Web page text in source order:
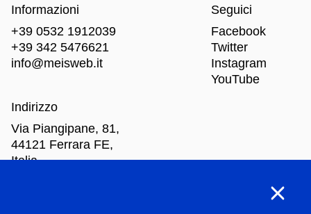
Informazioni
+39 0532 1912039
+39 342 5476621
info@meisweb.it
Indirizzo
Via Piangipane, 81,
44121 Ferrara FE,
Italia
Seguici
Facebook
Twitter
Instagram
YouTube